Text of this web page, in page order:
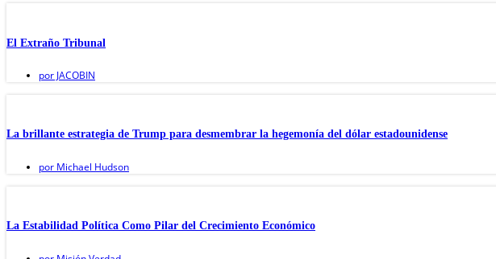
El Extraño Tribunal
por JACOBIN
La brillante estrategia de Trump para desmembrar la hegemonía del dólar estadounidense
por Michael Hudson
La Estabilidad Política Como Pilar del Crecimiento Económico